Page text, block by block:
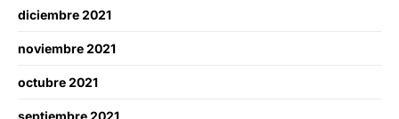
diciembre 2021
noviembre 2021
octubre 2021